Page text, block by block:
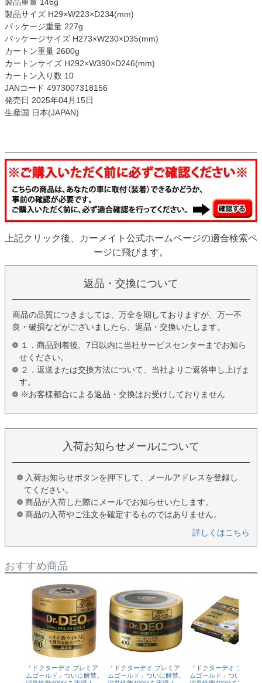
製品重量 146g
製品サイズ H29×W223×D234(mm)
パッケージ重量 227g
パッケージサイズ H273×W230×D35(mm)
カートン重量 2600g
カートンサイズ H292×W390×D246(mm)
カートン入り数 10
JANコード 4973007318156
発売日 2025年04月15日
生産国 日本(JAPAN)
上記クリック後、カーメイト公式ホームページの適合検索ペ
ージに飛びます。
返品・交換について
商品の品質につきましては、万全を期しておりますが、万一不
良・破損などがございましたら、返品・交換いたします。
１．商品到着後、7日以内に当社サービスセンターまでお知ら
せください。
２．返送または交換方法について、当社よりご返答申し上げま
す。
※お客様都合による返品・交換はお受けしておりません
入荷お知らせメールについて
入荷お知らせボタンを押下して、メールアドレスを登録し
てください。
商品が入荷した際にメールでお知らせいたします。
商品の入荷やご注文を確定するものではありません。
詳しくはこちら
おすすめ商品
「ドクターデオ プレミア
ムゴールド」ついに解禁。
「ドクターデオ プレミア
ムゴールド」ついに解禁。
「ドクターデオ プレミア
ムゴールド」ついに解禁